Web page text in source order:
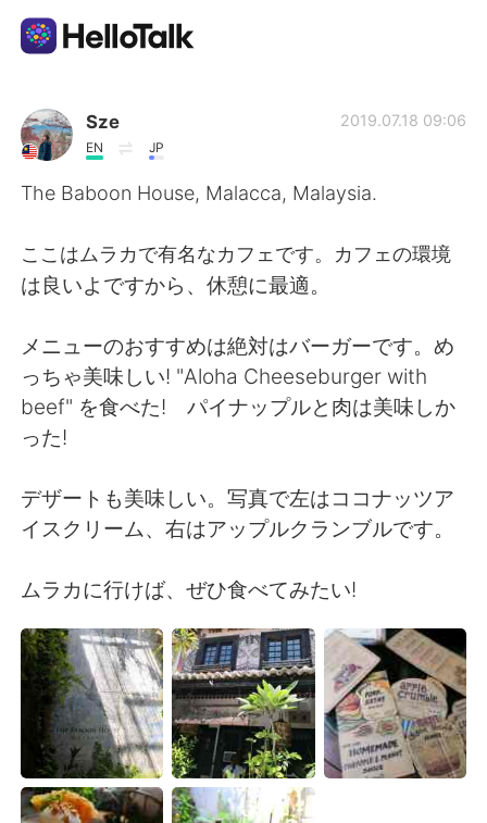
Language Exchange App
AI Grammar Checker
Español العربية
Français
日本語 한국어
Indonesia Italiano
Türkçe Tiếng Việt
Português
Sze
EN JP
2019.07.18 09:06
The Baboon House, Malacca, Malaysia.
ここはムラカで有名なカフェです。カフェの環境
は良いよですから、休憩に最適。
メニューのおすすめは絶対はバーガーです。め
っちゃ美味しい! "Aloha Cheeseburger with
beef" を食べた! パイナップルと肉は美味しか
った!
デザートも美味しい。写真で左はココナッツア
イスクリーム、右はアップルクランブルです。
ムラカに行けば、ぜひ食べてみたい!